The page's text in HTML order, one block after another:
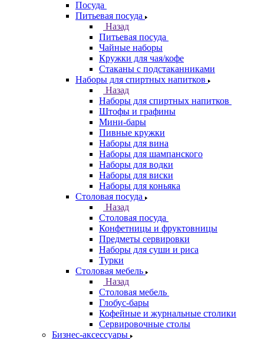
Посуда
Питьевая посуда
Назад
Питьевая посуда
Чайные наборы
Кружки для чая/кофе
Стаканы с подстаканниками
Наборы для спиртных напитков
Назад
Наборы для спиртных напитков
Штофы и графины
Мини-бары
Пивные кружки
Наборы для вина
Наборы для шампанского
Наборы для водки
Наборы для виски
Наборы для коньяка
Столовая посуда
Назад
Столовая посуда
Конфетницы и фруктовницы
Предметы сервировки
Наборы для суши и риса
Турки
Столовая мебель
Назад
Столовая мебель
Глобус-бары
Кофейные и журнальные столики
Сервировочные столы
Бизнес-аксессуары